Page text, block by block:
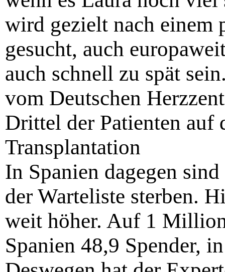
wird gezielt nach einem
gesucht, auch
auch schnell zu spät
vom Deutschen
Drittel der Patienten auf
Transplantation
In Spanien dagegen
der Warteliste sterben.
weit höher. Auf 1
Spanien 48,9 Spender,